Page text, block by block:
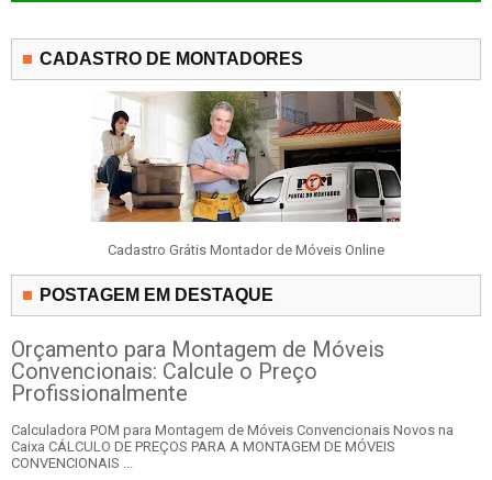
CADASTRO DE MONTADORES
Cadastro Grátis Montador de Móveis Online
POSTAGEM EM DESTAQUE
Orçamento para Montagem de Móveis
Convencionais: Calcule o Preço
Profissionalmente
Calculadora POM para Montagem de Móveis Convencionais Novos na
Caixa CÁLCULO DE PREÇOS PARA A MONTAGEM DE MÓVEIS
CONVENCIONAIS ...